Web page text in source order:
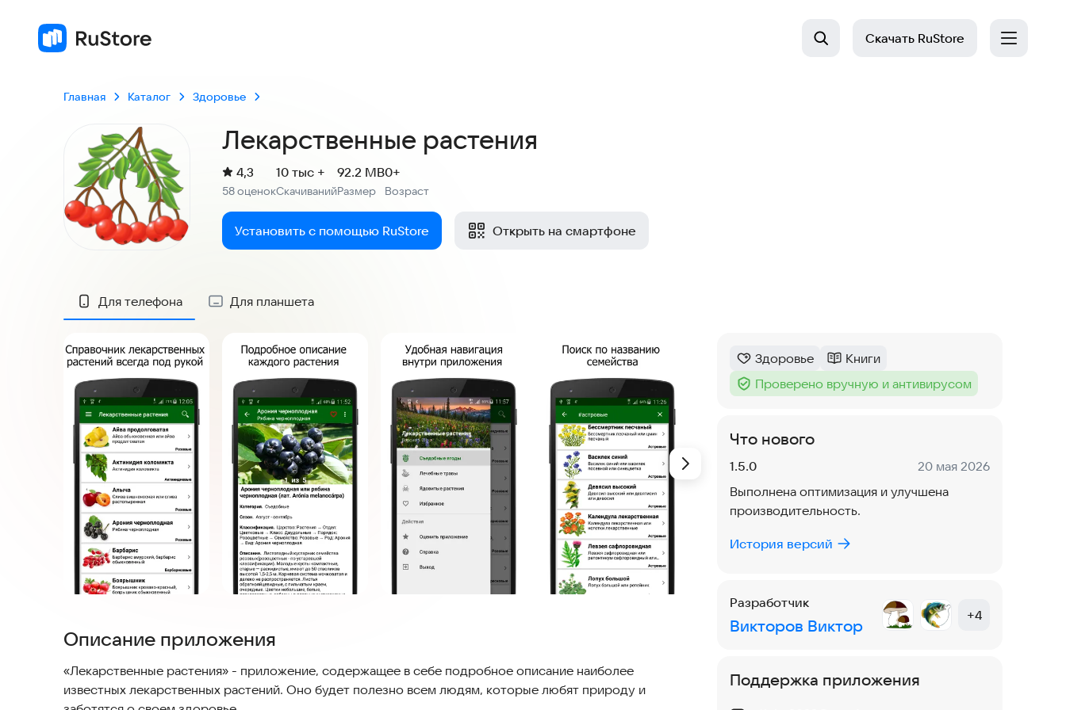
Скачать RuStore
Главная Каталог Здоровье
Лекарственные растения
Рейтинг:
4,3
58 оценокСкачиваний
10 тыс +
Размер
92.2 MB
Возраст
0+
Установить с помощью RuStore Открыть на смартфоне
Для телефона Для планшета
Описание приложения
«Лекарственные растения» - приложение, содержащее в себе подробное описание наиболее
известных лекарственных растений. Оно будет полезно всем людям, которые любят природу и
Категория:
Здоровье
Категория
Книги
Тег :
Проверено вручную и антивирусом
Что нового
Версия:
1.5.0 Дата:
20 мая 2026
Выполнена оптимизация и улучшена
производительность.
История версий
Разработчик
Викторов Виктор
+4
Поддержка приложения